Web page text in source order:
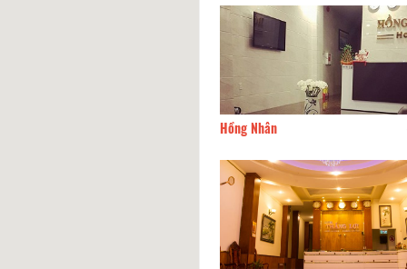
Hồng Nhân